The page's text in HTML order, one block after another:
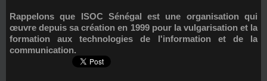
Rappelons que ISOC Sénégal est une organisation qui
œuvre depuis sa création en 1999 pour la vulgarisation et la
formation aux technologies de l'information et de la
communication.